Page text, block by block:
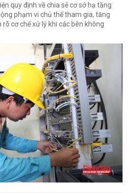
quy định về chia sẻ cơ sở hạ tầng
phạm vi chủ thể tham gia, tăng
cơ chế xử lý khi các bên không